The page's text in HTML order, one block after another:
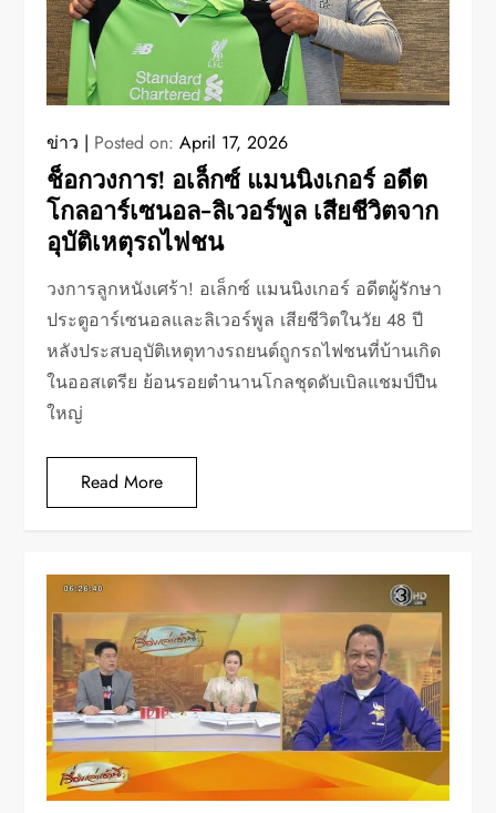
ข่าว Posted on:April 17, 2026
ช็อกวงการ! อเล็กซ์ แมนนิงเกอร์ อดีต
โกลอาร์เซนอล-ลิเวอร์พูล เสียชีวิตจาก
อุบัติเหตุรถไฟชน
วงการลูกหนังเศร้า! อเล็กซ์ แมนนิงเกอร์ อดีตผู้รักษา
ประตูอาร์เซนอลและลิเวอร์พูล เสียชีวิตในวัย 48 ปี
หลังประสบอุบัติเหตุทางรถยนต์ถูกรถไฟชนที่บ้านเกิด
ในออสเตรีย ย้อนรอยตำนานโกลชุดดับเบิลแชมป์ปืน
ใหญ่
Read More